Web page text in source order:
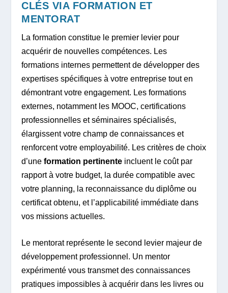
CLÉS VIA FORMATION ET
MENTORAT
La formation constitue le premier levier pour
acquérir de nouvelles compétences. Les
formations internes permettent de développer des
expertises spécifiques à votre entreprise tout en
démontrant votre engagement. Les formations
externes, notamment les MOOC, certifications
professionnelles et séminaires spécialisés,
élargissent votre champ de connaissances et
renforcent votre employabilité. Les critères de choix
d’uneformation pertinente incluent le coût par
rapport à votre budget, la durée compatible avec
votre planning, la reconnaissance du diplôme ou
certificat obtenu, et l’applicabilité immédiate dans
vos missions actuelles.
Le mentorat représente le second levier majeur de
développement professionnel. Un mentor
expérimenté vous transmet des connaissances
pratiques impossibles à acquérir dans les livres ou